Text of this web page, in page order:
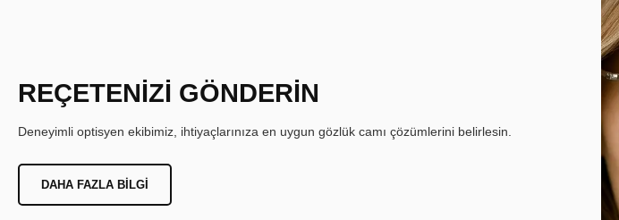
REÇETENİZİ GÖNDERİN
Deneyimli optisyen ekibimiz, ihtiyaçlarınıza en uygun gözlük camı çözümlerini belirlesin.
DAHA FAZLA BILGI